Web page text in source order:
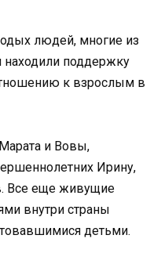
людей, многие из
находили поддержку
к взрослым в
и Вовы,
Ирину,
Все еще живущие
внутри страны
детьми.